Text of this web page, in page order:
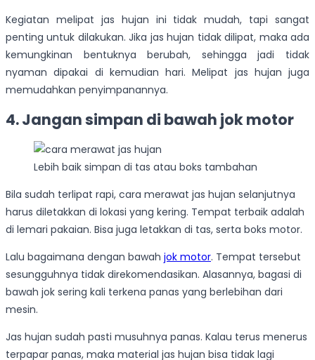
Kegiatan melipat jas hujan ini tidak mudah, tapi sangat
penting untuk dilakukan. Jika jas hujan tidak dilipat, maka ada
kemungkinan bentuknya berubah, sehingga jadi tidak
nyaman dipakai di kemudian hari. Melipat jas hujan juga
memudahkan penyimpanannya.
4. Jangan simpan di bawah jok motor
Lebih baik simpan di tas atau boks tambahan
Bila sudah terlipat rapi, cara merawat jas hujan selanjutnya
harus diletakkan di lokasi yang kering. Tempat terbaik adalah
di lemari pakaian. Bisa juga letakkan di tas, serta boks motor.
Lalu bagaimana dengan bawah jok motor. Tempat tersebut
sesungguhnya tidak direkomendasikan. Alasannya, bagasi di
bawah jok sering kali terkena panas yang berlebihan dari
mesin.
Jas hujan sudah pasti musuhnya panas. Kalau terus menerus
terpapar panas, maka material jas hujan bisa tidak lagi